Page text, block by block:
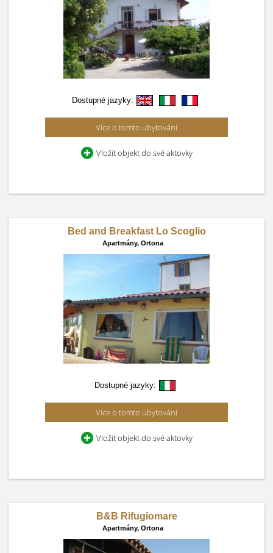
Dostupné jazyky:
Více o tomto ubytování
Vložit objekt do své aktovky
Bed and Breakfast Lo Scoglio
Apartmány, Ortona
Dostupné jazyky:
Více o tomto ubytování
Vložit objekt do své aktovky
B&B Rifugiomare
Apartmány, Ortona